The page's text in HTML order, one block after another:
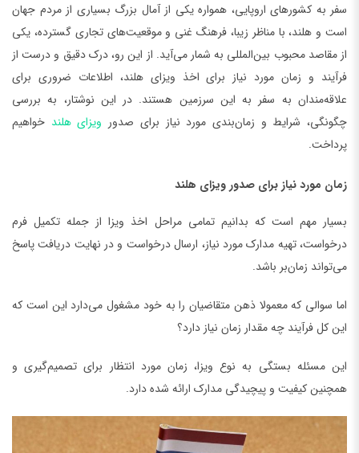
سفر به کشورهای اروپایی، همواره یکی از آمال بزرگ بسیاری از مردم جهان
است و هلند، با مناظر زیبا، فرهنگ غنی و موقعیت‌های تجاری گسترده، یکی
از مقاصد محبوب بین‌المللی به شمار می‌آید. از این رو، درک دقیق و درست از
فرآیند و زمان مورد نیاز برای اخذ ویزای هلند، اطلاعات ضروری برای
علاقه‌مندان به سفر به این سرزمین هستند. در این نوشتار، به بررسی
چگونگی، شرایط و زمان‌بندی مورد نیاز برای صدور ویزای هلند خواهیم
پرداخت.
زمان مورد نیاز برای صدور ویزای هلند
بسیار مهم است که بدانیم تمامی مراحل اخذ ویزا از جمله تکمیل فرم
درخواست، تهیه مدارک مورد نیاز، ارسال درخواست و در نهایت دریافت پاسخ
می‌تواند زمان‌بر باشد.
اما سوالی که معمولا ذهن متقاضیان را به خود مشغول می‌دارد این است که
این کل فرآیند چه مقدار زمان نیاز دارد؟
این مسئله بستگی به نوع ویزا، زمان مورد انتظار برای تصمیم‌گیری و
همچنین کیفیت و پیچیدگی مدارک ارائه شده دارد.